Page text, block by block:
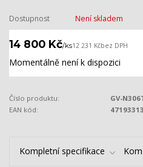
Dostupnost Není skladem
14 800 Kč/ks12 231 Kčbez DPH
Momentálně není k dispozici
Číslo produktu:
GV-
EAN kód:
Kompletní specifikace